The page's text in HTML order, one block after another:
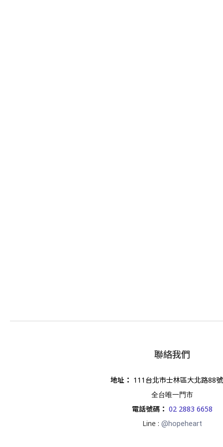
聯絡我們
地址 ： 111台北市士林區大北路88
全台唯一門市
電話號碼 ： 02 2883 6658
Line : @hopeheart